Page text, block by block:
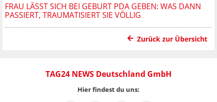
FRAU LÄSST SICH BEI GEBURT PDA GEBEN: WAS DANN
PASSIERT, TRAUMATISIERT SIE VÖLLIG
Zurück zur Übersicht
TAG24 NEWS Deutschland GmbH
Hier findest du uns: